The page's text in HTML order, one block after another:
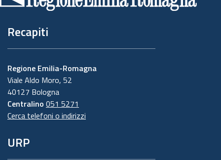
Recapiti
Regione Emilia-Romagna
Viale Aldo Moro, 52
40127 Bologna
Centralino 051 5271
Cerca telefoni o indirizzi
URP